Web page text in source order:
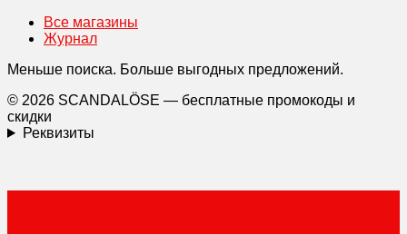
Все магазины
Журнал
Меньше поиска. Больше выгодных предложений.
© 2026 SCANDALÖSE — бесплатные промокоды и
скидки
Реквизиты